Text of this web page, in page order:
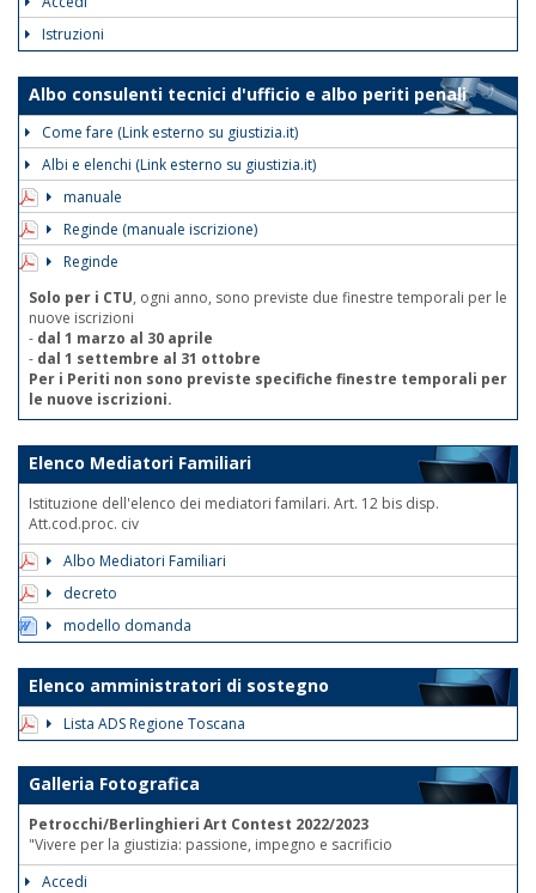
Istruzioni
Albo consulenti tecnici d'ufficio e albo periti penali
Come fare (Link esterno su giustizia.it)
Albi e elenchi (Link esterno su giustizia.it)
manuale
Reginde (manuale iscrizione)
Reginde
Solo per i CTU, ogni anno, sono previste due finestre temporali per le
nuove iscrizioni
- dal 1 marzo al 30 aprile
- dal 1 settembre al 31 ottobre
Per i Periti non sono previste specifiche finestre temporali per
le nuove iscrizioni.
Elenco Mediatori Familiari
Istituzione dell'elenco dei mediatori familari. Art. 12 bis disp.
Att.cod.proc. civ
Albo Mediatori Familiari
decreto
modello domanda
Elenco amministratori di sostegno
Lista ADS Regione Toscana
Galleria Fotografica
Petrocchi/Berlinghieri Art Contest 2022/2023
"Vivere per la giustizia: passione, impegno e sacrificio
Accedi